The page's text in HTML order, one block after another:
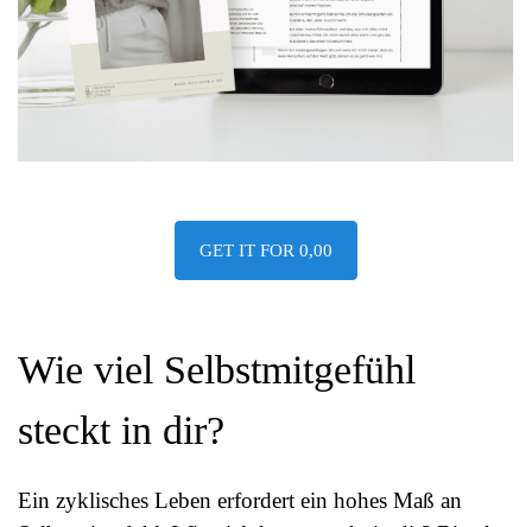
GET IT FOR 0,00
Wie viel Selbstmitgefühl
steckt in dir?
Ein zyklisches Leben erfordert ein hohes Maß an